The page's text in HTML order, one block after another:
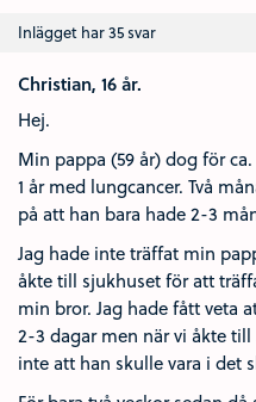
Inlägget har 35 svar
Christian, 16 år.
Hej.
Min pappa (59 år) dog för
1 år med lungcancer. Två
på att han bara hade 2-3
Jag hade inte träffat min
åkte till sjukhuset för att
min bror. Jag hade fått veta
2-3 dagar men när vi åkte
inte att han skulle vara i det